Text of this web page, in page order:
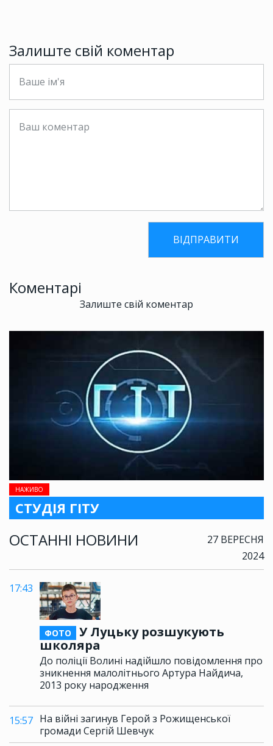
НАЖИВО
СТУДІЯ ГІТУ
ОСТАННІ НОВИНИ
27 ВЕРЕСНЯ
2024
17:43
ФОТО
У Луцьку розшукують
школяра
До поліції Волині надійшло повідомлення про
зникнення малолітнього Артура Найдича,
2013 року народження
15:57 На війні загинув Герой з Рожищенської
громади Сергій Шевчук
Залиште свій коментар
Коментарі
Залиште свій коментар